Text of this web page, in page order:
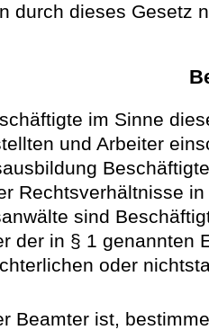
durch dieses Gesetz
im Sinne
und Arbeiter
Rechtsverhältnisse
sind
der in § 1 genannten
oder
Beamter ist,